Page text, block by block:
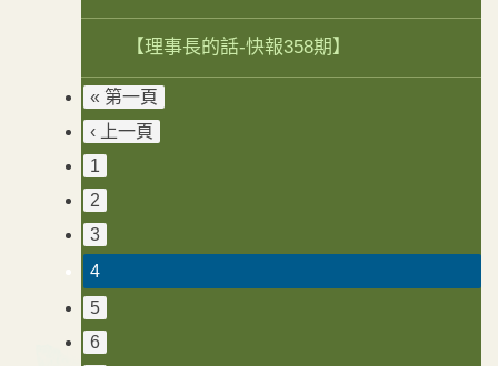
【理事長的話-快報358期】
« 第一頁
‹ 上一頁
1
2
3
4
5
6